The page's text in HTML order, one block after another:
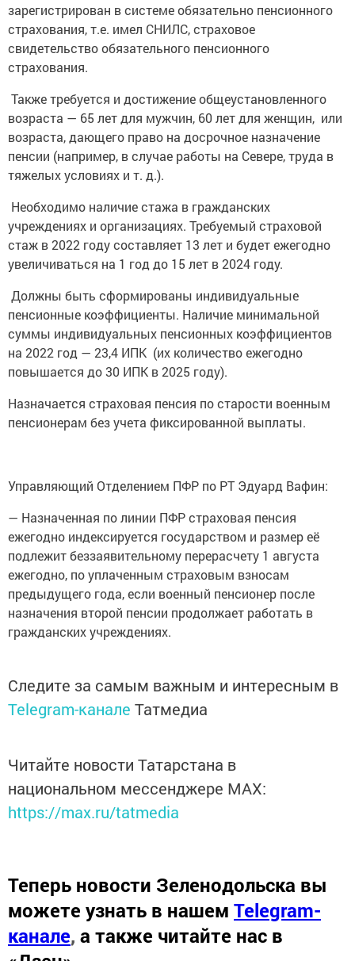
зарегистрирован в системе обязательно пенсионного
страхования, т.е. имел СНИЛС, страховое
свидетельство обязательного пенсионного
страхования.
Также требуется и достижение общеустановленного
возраста — 65 лет для мужчин, 60 лет для женщин, или
возраста, дающего право на досрочное назначение
пенсии (например, в случае работы на Севере, труда в
тяжелых условиях и т. д.).
Необходимо наличие стажа в гражданских
учреждениях и организациях. Требуемый страховой
стаж в 2022 году составляет 13 лет и будет ежегодно
увеличиваться на 1 год до 15 лет в 2024 году.
Должны быть сформированы индивидуальные
пенсионные коэффициенты. Наличие минимальной
суммы индивидуальных пенсионных коэффициентов
на 2022 год — 23,4 ИПК (их количество ежегодно
повышается до 30 ИПК в 2025 году).
Назначается страховая пенсия по старости военным
пенсионерам без учета фиксированной выплаты.
Управляющий Отделением ПФР по РТ Эдуард Вафин:
— Назначенная по линии ПФР страховая пенсия
ежегодно индексируется государством и размер её
подлежит беззаявительному перерасчету 1 августа
ежегодно, по уплаченным страховым взносам
предыдущего года, если военный пенсионер после
назначения второй пенсии продолжает работать в
гражданских учреждениях.
Следите за самым важным и интересным в
Telegram-канале Татмедиа
Читайте новости Татарстана в
национальном мессенджере MАХ:
https://max.ru/tatmedia
Теперь новости Зеленодольска вы
можете узнать в нашем Telegram-
канале, а также читайте нас в